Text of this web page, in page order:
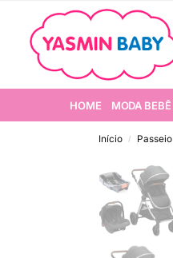
HOME MODA BEBÊ
Início / Passeio